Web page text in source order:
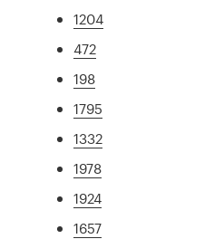
1204
472
198
1795
1332
1978
1924
1657